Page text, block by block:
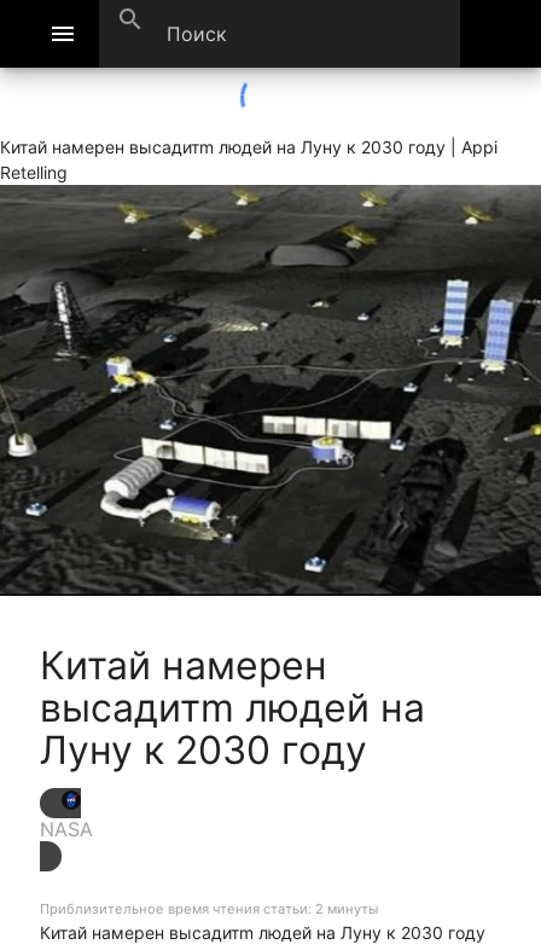
menu search
Китай намерен высадитm людей на Луну к 2030 году | Appi
Retelling
Китай намерен
высадитm людей на
Луну к 2030 году
NASA
Приблизительное время чтения статьи: 2 минуты
Китай намерен высадитm людей на Луну к 2030 году